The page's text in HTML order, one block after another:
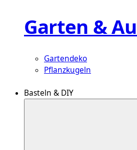
Garten &
Gartendeko
Pflanzkugeln
Basteln & DIY